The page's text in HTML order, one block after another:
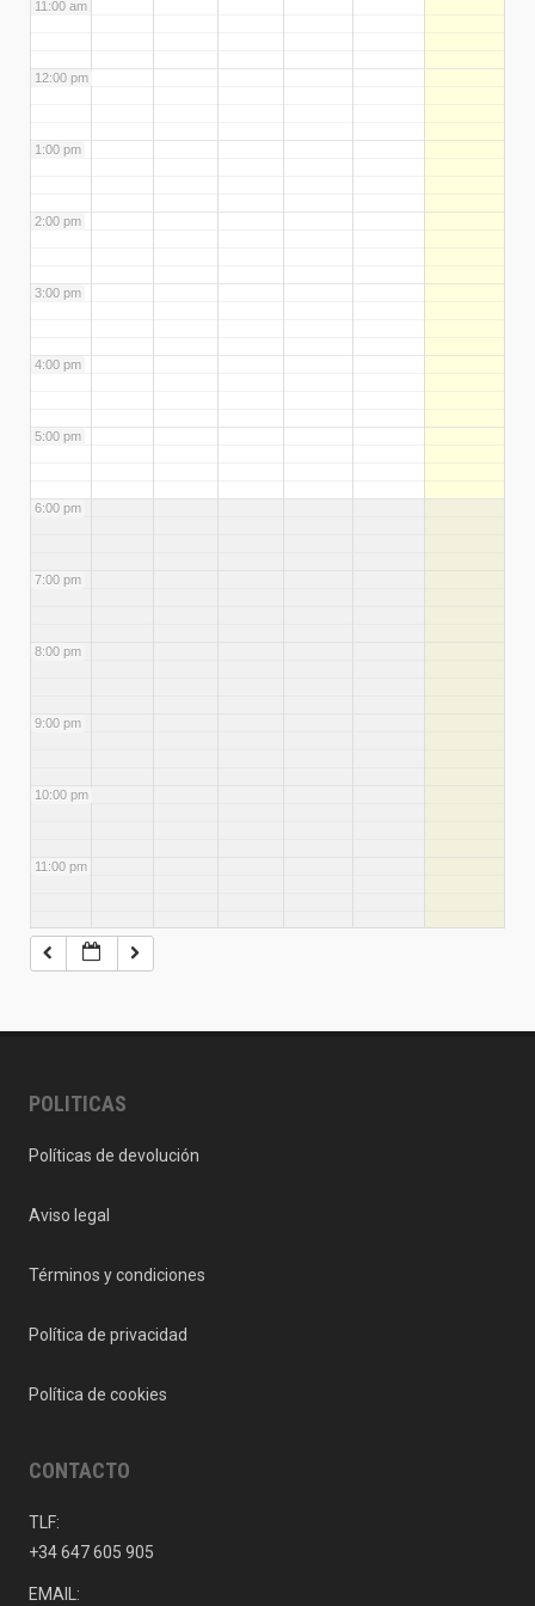
11:00 am
12:00 pm
1:00 pm
2:00 pm
3:00 pm
4:00 pm
5:00 pm
6:00 pm
7:00 pm
8:00 pm
9:00 pm
10:00 pm
11:00 pm
POLITICAS
Políticas de devolución
Aviso legal
Términos y condiciones
Política de privacidad
Política de cookies
CONTACTO
TLF:
+34 647 605 905
EMAIL: